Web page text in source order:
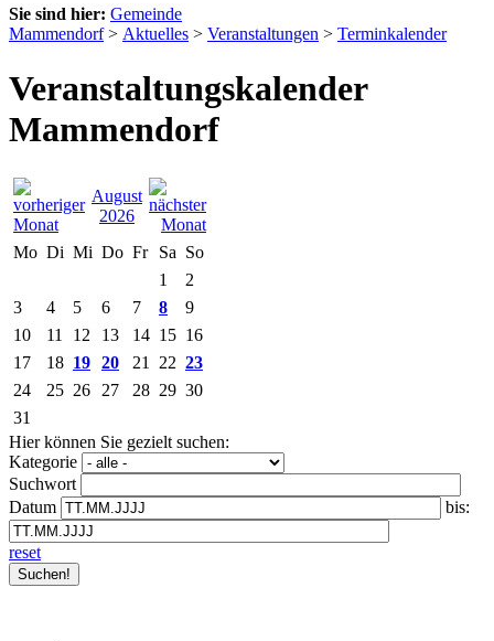
Sie sind hier: Gemeinde
Mammendorf> Aktuelles > Veranstaltungen > Terminkalender
Veranstaltungskalender
Mammendorf
August
2026
Mo Di Mi Do Fr Sa So
1
2
3
4 5 6 7 8
9
10
11 12 13 14 15 16
17
18 19 20 21 22 23
24
25 26 27 28 29 30
31
Hier können Sie gezielt suchen:
Kategorie
Suchwort
Datum
bis:
reset